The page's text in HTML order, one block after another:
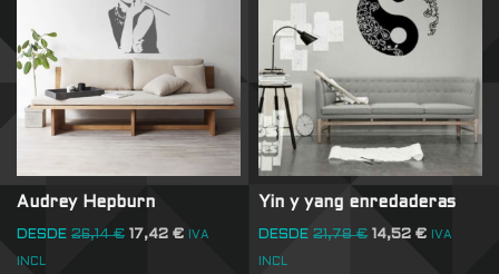
Audrey Hepburn
DESDE 26,14€ 17,42 € IVA
INCL
Yin y yang enredaderas
DESDE 21,78€ 14,52€ IVA
INCL